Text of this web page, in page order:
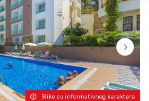
Slike su informativnog karaktera